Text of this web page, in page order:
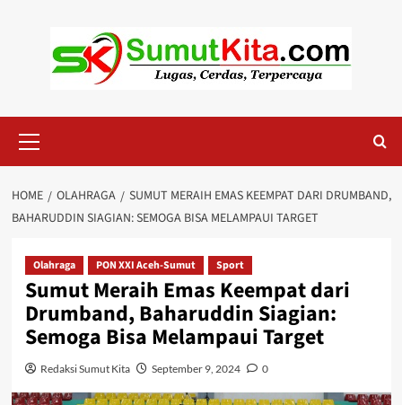
Menu
HOME OLAHRAGA
SUMUT MERAIH EMAS KEEMPAT DARI DRUMBAND,
BAHARUDDIN SIAGIAN: SEMOGA BISA MELAMPAUI TARGET
Olahraga PON XXI Aceh-Sumut Sport
Sumut Meraih Emas Keempat dari
Drumband, Baharuddin Siagian:
Semoga Bisa Melampaui Target
Redaksi Sumut Kita September 9, 2024 0